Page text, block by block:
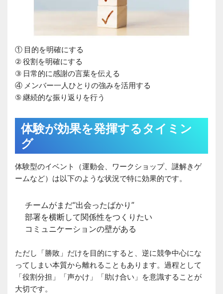
① 目的を明確にする
② 役割を明確にする
③ 日常的に感謝の言葉を伝える
④ メンバー一人ひとりの強みを活用する
⑤ 継続的な振り返りを行う
体験が効果を発揮するタイミン
グ
体験型のイベント（運動会、ワークショップ、謎解きゲ
ームなど）は以下のような状況で特に効果的です。
チームがまだ“出会ったばかり”
部署を横断して関係性をつくりたい
コミュニケーションの壁がある
ただし「勝敗」だけを目的にすると、逆に競争中心にな
ってしまい本質から離れることもあります。過程として
「役割分担」「声かけ」「助け合い」を意識することが
大切です。